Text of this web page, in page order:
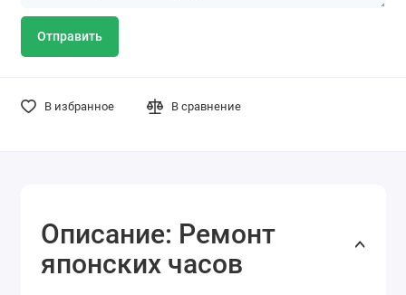
Отправить
В избранное В сравнение
Описание: Ремонт
японских часов